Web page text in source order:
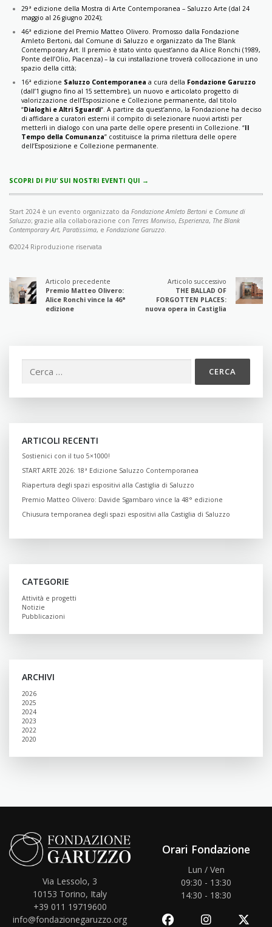
29ª edizione della Mostra di Arte Contemporanea – Saluzzo Arte (dal 24
maggio al 26 giugno 2024);
46ª edizione del Premio Matteo Olivero. Promosso dalla Fondazione
Amleto Bertoni, dal Comune di Saluzzo e organizzato da The Blank
Contemporary Art. Il premio è stato vinto quest’anno da Alice Ronchi (1989,
Ponte dell’Olio, Piacenza) – la cui installazione troverà collocazione in uno
spazio della città;
16ª edizione Saluzzo Contemporanea a cura della Fondazione Garuzzo
(dall’1 giugno fino al 15 settembre), un nuovo e articolato progetto di
valorizzazione dell’Esposizione e Collezione permanente, dal titolo
“Dialoghi e Altri Sguardi“. A partire da quest’anno, la Fondazione ha deciso
di affidare a curatori esterni il compito di selezionare nuovi artisti per
metterli in dialogo con una parte delle opere presenti in Collezione. “Il
Tempo della Comunanza” costituisce la prima rilettura delle opere
dell’Esposizione e Collezione permanente.
SCOPRI DI PIU’ SUI NOSTRI EVENTI QUI →
Start 2024 è un evento organizzato da Fondazione Amleto Bertoni e Comune di
Saluzzo; grazie alla collaborazione con Terres Monviso, Esperienza, The Blank
Contemporary Art, Paratissima, e Fondazione Garuzzo
©2024 Riproduzione riservata
Articolo precedente
Premio Matteo Olivero:
Alice Ronchi vince la 46°
edizione
Articolo successivo
THE BALLAD OF
FORGOTTEN PLACES:
nuova opera in Castiglia
per:
ARTICOLI RECENTI
Sostienici con il tuo 5×1000!
START ARTE 2026: 18ª Edizione Saluzzo Contemporanea
Riapertura degli spazi espositivi alla Castiglia di Saluzzo
Premio Matteo Olivero: Davide Sgambaro vince la 48° edizione
Chiusura temporanea degli spazi espositivi alla Castiglia di Saluzzo
CATEGORIE
Attività e progetti
Notizie
Pubblicazioni
ARCHIVI
2026
2025
2024
2023
2022
2020
Via Lessolo, 3
10153 Torino, Italy
+39 011 19719600
info@fondazionegaruzzo.org
Orari Fondazione
Lun / Ven
09:30 - 13:30
14:30 - 18:30